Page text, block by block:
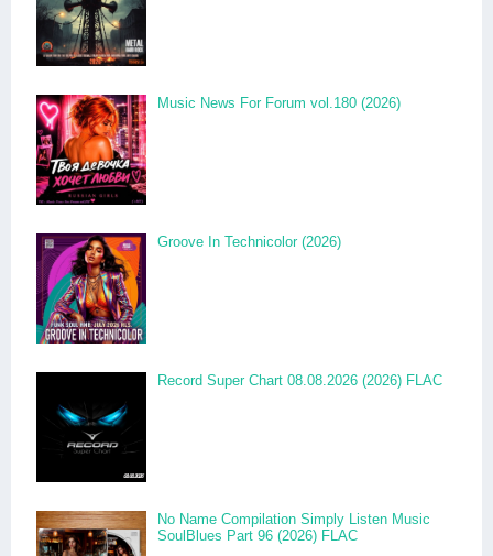
Music News For Forum vol.180 (2026)
Groove In Technicolor (2026)
Record Super Chart 08.08.2026 (2026) FLAC
No Name Compilation Simply Listen Music
SoulBlues Part 96 (2026) FLAC